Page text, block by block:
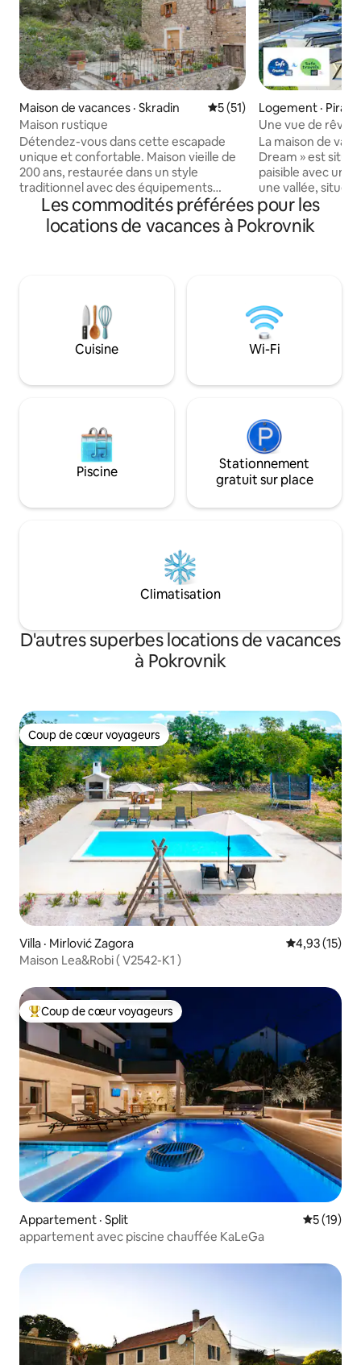
Maison de vacances · Skradin Note moyenne de 5 sur 5,
5 (51)
Maison rustique
Détendez-vous dans cette escapade
unique et confortable. Maison vieille de
200 ans, restaurée dans un style
traditionnel avec des équipements
modernes. Entièrement climatisé et
avec connexion Wi-Fi gratuite et
télévision avec chaîne Netflix. Le
avec un lit double et une salle de bain
séparée. La maison dispose de plusieurs
terrasses : une terrasse privée
adjacente à la maison avec vue sur la ville
spacieuse avec un barbecue.
Logement ·
Une vue de rêve
de Krka
La maison de
Dream » est
paisible avec une
une vallée, située
national de Krka
Il est équipé de
passer un séjour
balades à vélo
Krka, d'excellents
gastronomie, des
environ 20 km ou
Les commodités préférées pour les
locations de vacances à Pokrovnik
Cuisine Wi-Fi
Piscine
Stationnement
gratuit sur place
Climatisation
D'autres superbes locations de vacances
à Pokrovnik
Coup de cœur voyageurs
Coup de cœur voyageurs
Villa · Mirlović Zagora Note
4,93 (15)
Maison Lea&Robi ( V2542-K1 )
Coup de cœur voyageurs parmi les plus aimés
Coup de cœur voyageurs
Appartement · Split Note
5 (19)
appartement avec piscine chauffée KaLeGa